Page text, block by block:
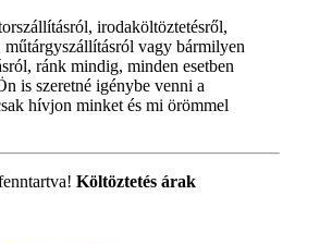
irodaköltöztetésről,
műtárgyszállításról vagy bármilyen
ránk mindig, minden esetben
is szeretné igénybe venni a
hívjon minket és mi örömmel
Költöztetés árak